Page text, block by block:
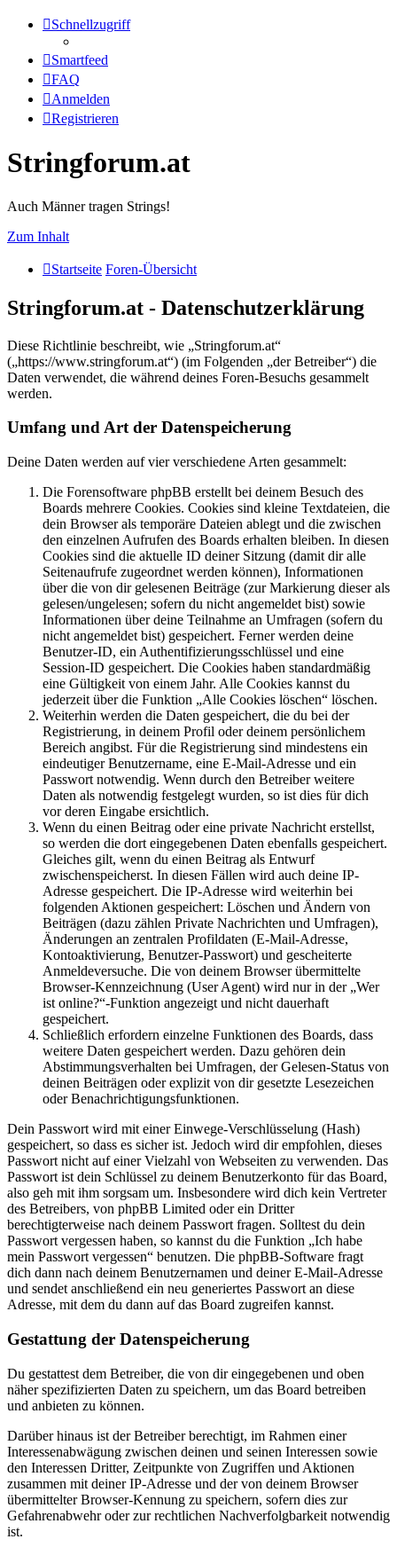
Schnellzugriff
Smartfeed
FAQ
Anmelden
Registrieren
Stringforum.at
Auch Männer tragen Strings!
Zum Inhalt
Startseite Foren-Übersicht
Stringforum.at - Datenschutzerklärung
Diese Richtlinie beschreibt, wie „Stringforum.at“
(„https://www.stringforum.at“) (im Folgenden „der Betreiber“) die
Daten verwendet, die während deines Foren-Besuchs gesammelt
werden.
Umfang und Art der Datenspeicherung
Deine Daten werden auf vier verschiedene Arten gesammelt:
Die Forensoftware phpBB erstellt bei deinem Besuch des
Boards mehrere Cookies. Cookies sind kleine Textdateien, die
dein Browser als temporäre Dateien ablegt und die zwischen
den einzelnen Aufrufen des Boards erhalten bleiben. In diesen
Cookies sind die aktuelle ID deiner Sitzung (damit dir alle
Seitenaufrufe zugeordnet werden können), Informationen
über die von dir gelesenen Beiträge (zur Markierung dieser als
gelesen/ungelesen; sofern du nicht angemeldet bist) sowie
Informationen über deine Teilnahme an Umfragen (sofern du
nicht angemeldet bist) gespeichert. Ferner werden deine
Benutzer-ID, ein Authentifizierungsschlüssel und eine
Session-ID gespeichert. Die Cookies haben standardmäßig
eine Gültigkeit von einem Jahr. Alle Cookies kannst du
jederzeit über die Funktion „Alle Cookies löschen“ löschen.
Weiterhin werden die Daten gespeichert, die du bei der
Registrierung, in deinem Profil oder deinem persönlichem
Bereich angibst. Für die Registrierung sind mindestens ein
eindeutiger Benutzername, eine E-Mail-Adresse und ein
Passwort notwendig. Wenn durch den Betreiber weitere
Daten als notwendig festgelegt wurden, so ist dies für dich
vor deren Eingabe ersichtlich.
Wenn du einen Beitrag oder eine private Nachricht erstellst,
so werden die dort eingegebenen Daten ebenfalls gespeichert.
Gleiches gilt, wenn du einen Beitrag als Entwurf
zwischenspeicherst. In diesen Fällen wird auch deine IP-
Adresse gespeichert. Die IP-Adresse wird weiterhin bei
folgenden Aktionen gespeichert: Löschen und Ändern von
Beiträgen (dazu zählen Private Nachrichten und Umfragen),
Änderungen an zentralen Profildaten (E-Mail-Adresse,
Kontoaktivierung, Benutzer-Passwort) und gescheiterte
Anmeldeversuche. Die von deinem Browser übermittelte
Browser-Kennzeichnung (User Agent) wird nur in der „Wer
ist online?“-Funktion angezeigt und nicht dauerhaft
gespeichert.
Schließlich erfordern einzelne Funktionen des Boards, dass
weitere Daten gespeichert werden. Dazu gehören dein
Abstimmungsverhalten bei Umfragen, der Gelesen-Status von
deinen Beiträgen oder explizit von dir gesetzte Lesezeichen
oder Benachrichtigungsfunktionen.
Dein Passwort wird mit einer Einwege-Verschlüsselung (Hash)
gespeichert, so dass es sicher ist. Jedoch wird dir empfohlen, dieses
Passwort nicht auf einer Vielzahl von Webseiten zu verwenden. Das
Passwort ist dein Schlüssel zu deinem Benutzerkonto für das Board,
also geh mit ihm sorgsam um. Insbesondere wird dich kein Vertreter
des Betreibers, von phpBB Limited oder ein Dritter
berechtigterweise nach deinem Passwort fragen. Solltest du dein
Passwort vergessen haben, so kannst du die Funktion „Ich habe
mein Passwort vergessen“ benutzen. Die phpBB-Software fragt
dich dann nach deinem Benutzernamen und deiner E-Mail-Adresse
und sendet anschließend ein neu generiertes Passwort an diese
Adresse, mit dem du dann auf das Board zugreifen kannst.
Gestattung der Datenspeicherung
Du gestattest dem Betreiber, die von dir eingegebenen und oben
näher spezifizierten Daten zu speichern, um das Board betreiben
und anbieten zu können.
Darüber hinaus ist der Betreiber berechtigt, im Rahmen einer
Interessenabwägung zwischen deinen und seinen Interessen sowie
den Interessen Dritter, Zeitpunkte von Zugriffen und Aktionen
zusammen mit deiner IP-Adresse und der von deinem Browser
übermittelter Browser-Kennung zu speichern, sofern dies zur
Gefahrenabwehr oder zur rechtlichen Nachverfolgbarkeit notwendig
ist.